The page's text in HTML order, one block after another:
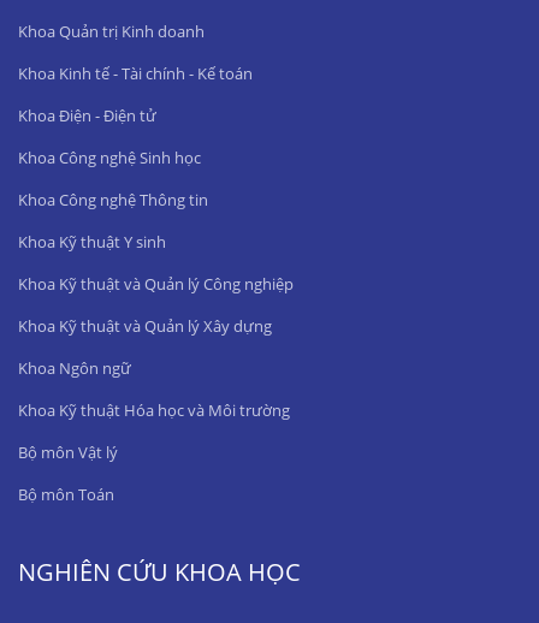
Khoa Quản trị Kinh doanh
Khoa Kinh tế - Tài chính - Kế toán
Khoa Điện - Điện tử
Khoa Công nghệ Sinh học
Khoa Công nghệ Thông tin
Khoa Kỹ thuật Y sinh
Khoa Kỹ thuật và Quản lý Công nghiệp
Khoa Kỹ thuật và Quản lý Xây dựng
Khoa Ngôn ngữ
Khoa Kỹ thuật Hóa học và Môi trường
Bộ môn Vật lý
Bộ môn Toán
NGHIÊN CỨU KHOA HỌC